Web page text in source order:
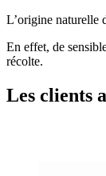
L’origine naturelle
En effet, de
récolte.
Les clients